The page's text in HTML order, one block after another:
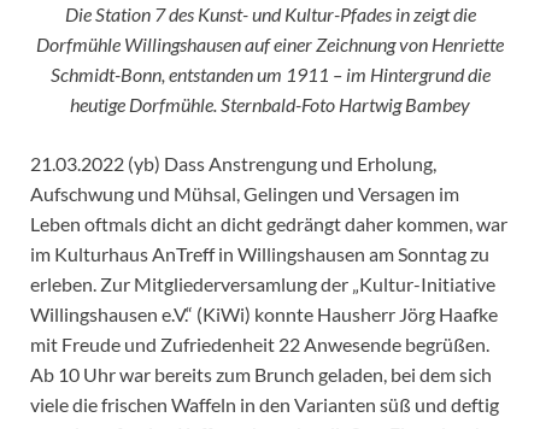
Die Station 7 des Kunst- und Kultur-Pfades in zeigt die
Dorfmühle Willingshausen auf einer Zeichnung von Henriette
Schmidt-Bonn, entstanden um 1911 – im Hintergrund die
heutige Dorfmühle. Sternbald-Foto Hartwig Bambey
21.03.2022 (yb) Dass Anstrengung und Erholung,
Aufschwung und Mühsal, Gelingen und Versagen im
Leben oftmals dicht an dicht gedrängt daher kommen, war
im Kulturhaus AnTreff in Willingshausen am Sonntag zu
erleben. Zur Mitgliederversamlung der „Kultur-Initiative
Willingshausen e.V.“ (KiWi) konnte Hausherr Jörg Haafke
mit Freude und Zufriedenheit 22 Anwesende begrüßen.
Ab 10 Uhr war bereits zum Brunch geladen, bei dem sich
viele die frischen Waffeln in den Varianten süß und deftig